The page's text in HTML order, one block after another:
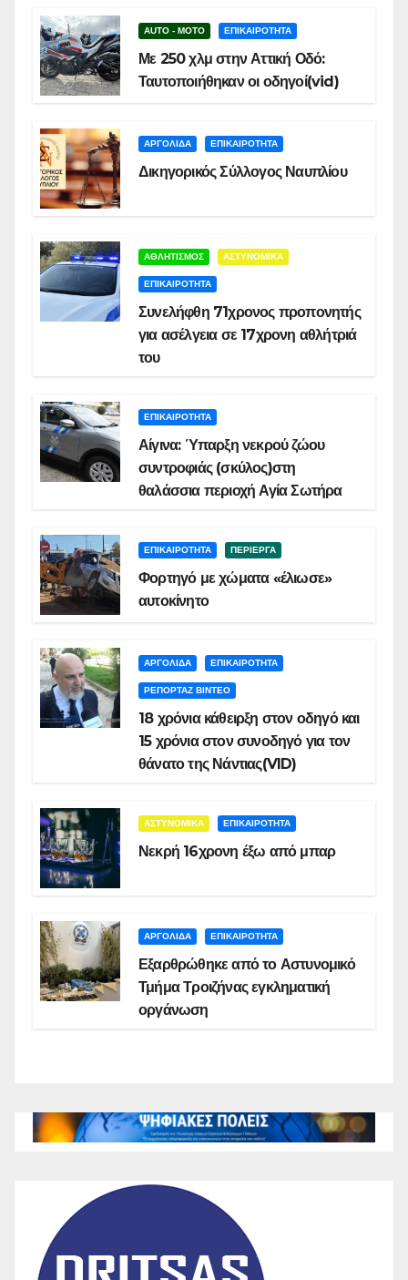
AUTO - MOTO ΕΠΙΚΑΙΡΟΤΗΤΑ
Με 250 χλμ στην Αττική Οδό:
Ταυτοποιήθηκαν οι οδηγοί(vid)
ΑΡΓΟΛΙΔΑ ΕΠΙΚΑΙΡΟΤΗΤΑ
Δικηγορικός Σύλλογος Ναυπλίου
ΑΘΛΗΤΙΣΜΟΣ ΑΣΤΥΝΟΜΙΚΑ
ΕΠΙΚΑΙΡΟΤΗΤΑ
Συνελήφθη 71χρονος προπονητής
για ασέλγεια σε 17χρονη αθλήτριά
του
ΕΠΙΚΑΙΡΟΤΗΤΑ
Αίγινα: Ύπαρξη νεκρού ζώου
συντροφιάς (σκύλος)στη
θαλάσσια περιοχή Αγία Σωτήρα
ΕΠΙΚΑΙΡΟΤΗΤΑ ΠΕΡΙΕΡΓΑ
Φορτηγό με χώματα «έλιωσε»
αυτοκίνητο
ΑΡΓΟΛΙΔΑ ΕΠΙΚΑΙΡΟΤΗΤΑ
ΡΕΠΟΡΤΑΖ ΒΙΝΤΕΟ
18 χρόνια κάθειρξη στον οδηγό και
15 χρόνια στον συνοδηγό για τον
θάνατο της Νάντιας(VID)
ΑΣΤΥΝΟΜΙΚΑ ΕΠΙΚΑΙΡΟΤΗΤΑ
Νεκρή 16χρονη έξω από μπαρ
ΑΡΓΟΛΙΔΑ ΕΠΙΚΑΙΡΟΤΗΤΑ
Εξαρθρώθηκε από το Αστυνομικό
Τμήμα Τροιζήνας εγκληματική
οργάνωση